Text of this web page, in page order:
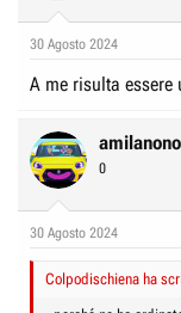
30 Agosto 2024
A me risulta essere
0
30 Agosto 2024
Colpodischiena ha